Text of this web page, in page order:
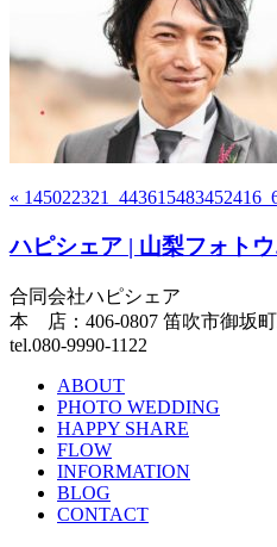
«
ハピシェア | 山梨フォト
合同会社ハピシェア
本 店：406-0807 笛吹市御坂
tel.080-9990-1122
ABOUT
PHOTO WEDDING
HAPPY SHARE
FLOW
INFORMATION
BLOG
CONTACT